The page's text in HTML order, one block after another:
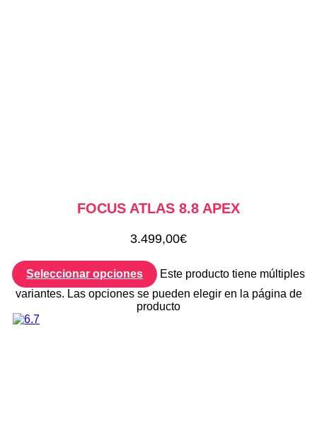
FOCUS ATLAS 8.8 APEX
3.499,00€
Seleccionar opciones
Este producto tiene múltiples
variantes. Las opciones se pueden elegir en la página de
producto